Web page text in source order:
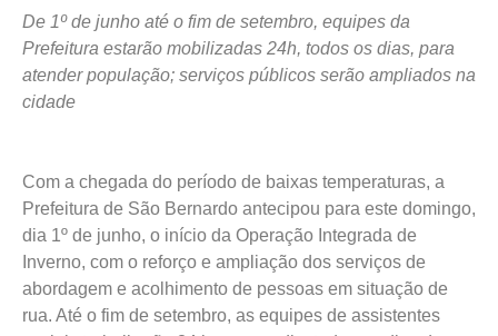
De 1º de junho até o fim de setembro, equipes da
Prefeitura estarão mobilizadas 24h, todos os dias, para
atender população; serviços públicos serão ampliados na
cidade
Com a chegada do período de baixas temperaturas, a
Prefeitura de São Bernardo antecipou para este domingo,
dia 1º de junho, o início da Operação Integrada de
Inverno, com o reforço e ampliação dos serviços de
abordagem e acolhimento de pessoas em situação de
rua. Até o fim de setembro, as equipes de assistentes